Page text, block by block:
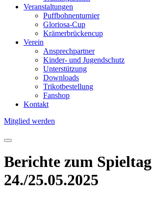
Veranstaltungen
Puffbohnenturnier
Gloriosa-Cup
Krämerbrückencup
Verein
Ansprechpartner
Kinder- und Jugendschutz
Unterstützung
Downloads
Trikotbestellung
Fanshop
Kontakt
Mitglied werden
Berichte zum Spieltag
24./25.05.2025